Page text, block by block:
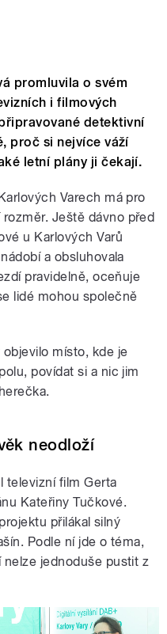
promluvila o svém
i filmových
detektivní
proč si nejvíce váží
letní plány ji čekají.
Varech má pro
Ještě dávno před
u Karlových Varů
a obsluhovala
pravidelně, oceňuje
lidé mohou společně
místo, kde je
povídat si a nic jim
neodloží
televizní film Gerta
Kateřiny Tučkové.
přilákal silný
Podle ní jde o téma,
jednoduše pustit z